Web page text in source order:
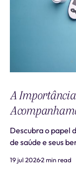
A
Descubra o papel
de saúde e seus
19 jul 20262 min read